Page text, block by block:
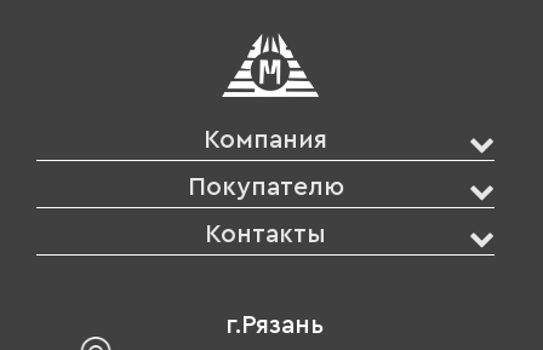
Компания
Покупателю
Контакты
г.Рязань